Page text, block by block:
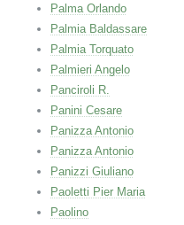
Palma Orlando
Palmia Baldassare
Palmia Torquato
Palmieri Angelo
Panciroli R.
Panini Cesare
Panizza Antonio
Panizza Antonio
Panizzi Giuliano
Paoletti Pier Maria
Paolino